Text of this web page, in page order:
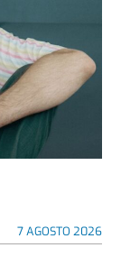
7 AGOSTO 2026